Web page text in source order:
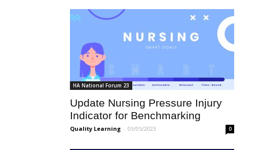
HA National Forum 23
Update Nursing Pressure Injury
Indicator for Benchmarking
Quality Learning - 03/05/2023 0